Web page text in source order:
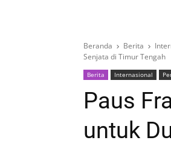
Beranda Berita
Senjata di Timur Tengah
Berita Internasional
Paus
untuk